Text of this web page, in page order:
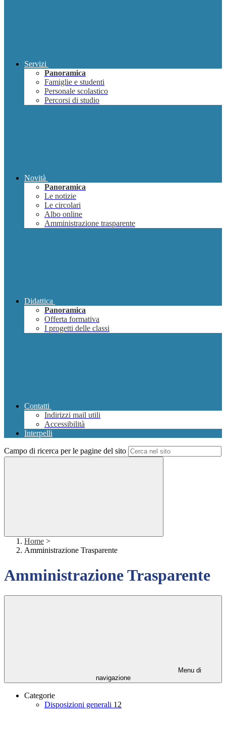
Servizi
Panoramica
Famiglie e studenti
Personale scolastico
Percorsi di studio
Novità
Panoramica
Le notizie
Le circolari
Albo online
Amministrazione trasparente
Didattica
Panoramica
Offerta formativa
I progetti delle classi
Contatti
Indirizzi mail utili
Accessibilità
Interpelli
Campo di ricerca per le pagine del sito
Home >
Amministrazione Trasparente
Amministrazione Trasparente
Menu di
navigazione
Categorie
Disposizioni generali 12